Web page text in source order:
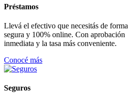
Préstamos
Llevá el efectivo que necesitás de forma
segura y 100% online. Con aprobación
inmediata y la tasa más conveniente.
Conocé más
Seguros